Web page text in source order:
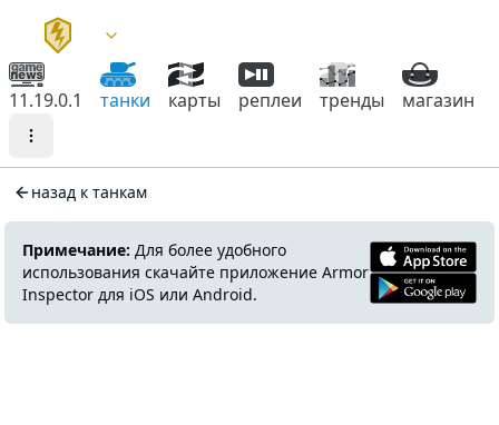
11.19.0.1 танки карты реплеи тренды магазин
назад к танкам
Примечание: Для более удобного
использования скачайте приложение Armor
Inspector для iOS или Android.